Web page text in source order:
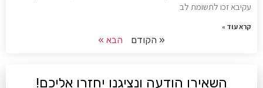
עקיבא זכו לתשומת לב
קרא עוד »
« הקודם הבא »
השאירו הודעה ונציגנו יחזרו אליכם!